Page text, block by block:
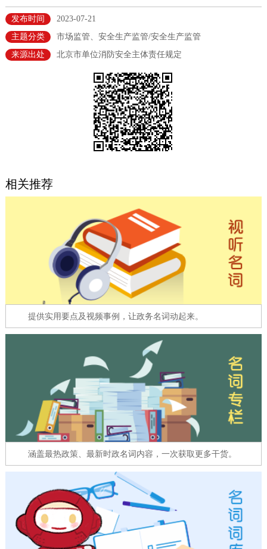
决策公开 专题公开
政务服务
法人服务
利企服务
政民互动
12345网上接诉即办 我要咨询 我要建议
参与调查 在线访谈 图说互动
北京概况 十六区概览
图说北京
ENGLISH 한국어 日本語
DEUTSCH FRANÇAIS РУССКИЙ ЯЗЫК
العربية
ITALIANO
发布时间
2023-07-21
主题分类
市场监管、安全生产监管/安全生产监管
来源出处
北京市单位消防安全主体责任规定
相关推荐
提供实用要点及视频事例，让政务名词动起来。
涵盖最热政策、最新时政名词内容，一次获取更多干货。